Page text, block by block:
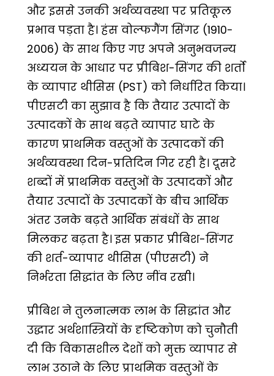
और इससे उनकी अर्थव्यवस्था पर प्रतिकूल
प्रभाव पड़ता है। हंस वोल्फगैंग सिंगर (1910-
2006) के साथ किए गए अपने अनुभवजन्य
अध्ययन के आधार पर प्रीबिश-सिंगर की शर्तो
के व्यापार थीसिस (PST) को निर्धारित किया।
पीएसटी का सुझाव है कि तैयार उत्पादों के
उत्पादकों के साथ बढ़ते व्यापार घाटे के
कारण प्राथमिक वस्तुओं के उत्पादकों की
अर्थव्यवस्था दिन-प्रतिदिन गिर रही है। दूसरे
शब्दों में प्राथमिक वस्तुओं के उत्पादकों और
तैयार उत्पादों के उत्पादकों के बीच आर्थिक
अंतर उनके बढ़ते आर्थिक संबंधों के साथ
मिलकर बढ़ता है। इस प्रकार प्रीबिश-सिंगर
की शर्त-व्यापार थीसिस (पीएसटी) ने
निर्भरता सिद्धांत के लिए नींव रखी।
प्रीबिश ने तुलनात्मक लाभ के सिद्धांत और
उद्धार अर्थशास्त्रियों के दृष्टिकोण को चुनौती
दी कि विकासशील देशों को मुक्त व्यापार से
लाभ उठाने के लिए प्राथमिक वस्तुओं के